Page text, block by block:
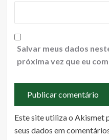
Salvar meus dados
próxima vez que eu
Este site utiliza o Akismet
seus dados em